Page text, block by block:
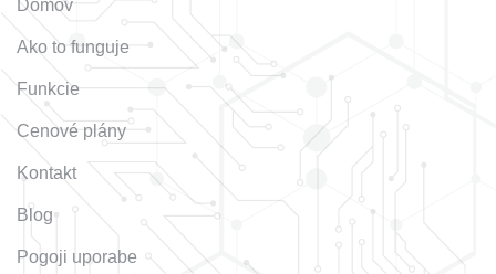
Domov
Ako to funguje
Funkcie
Cenové plány
Kontakt
Blog
Pogoji uporabe